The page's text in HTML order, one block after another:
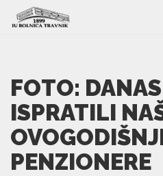
FOTO:
ISPRATILI
PENZIONERE